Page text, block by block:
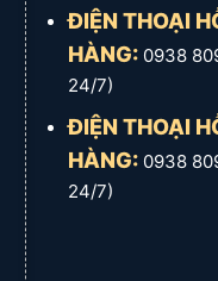
dàng đi lại qua lại.
người qua lại
ngăn nhiệt và cách
ngăn khu vực sản
ĐIỆN THOẠI
HÀNG:0938
24/7)
ĐIỆN THOẠI
HÀNG:0938
24/7)